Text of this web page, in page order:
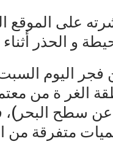
على الموقع
و الحذر أثناء
اليوم
الغر ة من
اعلى نقطة بالجهة (1200 متر عن سطح
متفرقة من